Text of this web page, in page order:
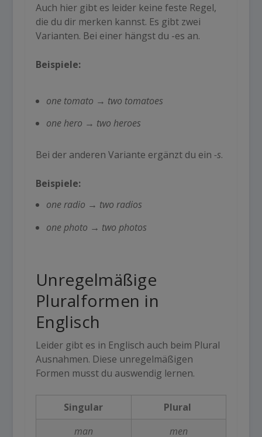
Auch hier gibt es leider keine feste Regel,
die du dir merken kannst. Es gibt zwei
Varianten. Bei einer hängst du -es an.
Beispiele:
one tomato → two tomatoes
one hero → two heroes
Bei der anderen Variante ergänzt du ein -s.
Beispiele:
one radio → two radios
one photo → two photos
Unregelmäßige
Pluralformen in
Englisch
Leider gibt es in Englisch auch beim Plural
Ausnahmen. Diese unregelmäßigen
Formen musst du auswendig lernen.
Singular
Plural
man
men